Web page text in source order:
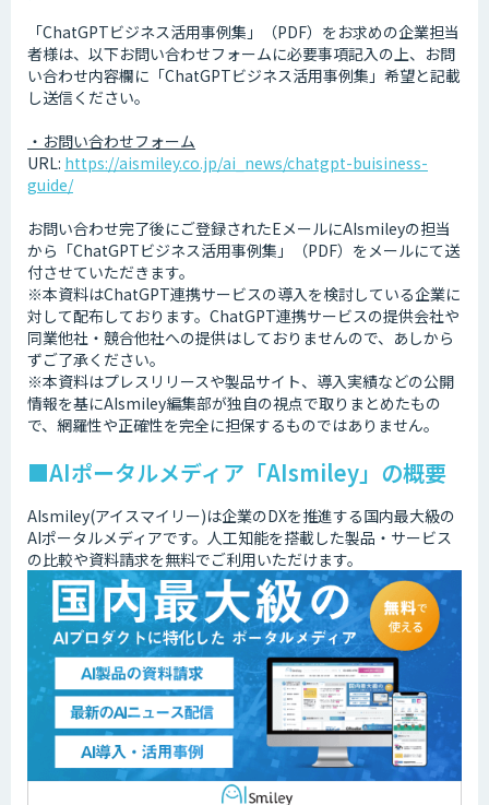
「ChatGPTビジネス活用事例集」（PDF）をお求めの企業担当
者様は、以下お問い合わせフォームに必要事項記入の上、お問
い合わせ内容欄に「ChatGPTビジネス活用事例集」希望と記載
し送信ください。
・お問い合わせフォーム
URL: https://aismiley.co.jp/ai_news/chatgpt-buisiness-
guide/
お問い合わせ完了後にご登録されたEメールにAIsmileyの担当
から「ChatGPTビジネス活用事例集」（PDF）をメールにて送
付させていただきます。
※本資料はChatGPT連携サービスの導入を検討している企業に
対して配布しております。ChatGPT連携サービスの提供会社や
同業他社・競合他社への提供はしておりませんので、あしから
ずご了承ください。
※本資料はプレスリリースや製品サイト、導入実績などの公開
情報を基にAIsmiley編集部が独自の視点で取りまとめたもの
で、網羅性や正確性を完全に担保するものではありません。
■AIポータルメディア「AIsmiley」の概要
AIsmiley(アイスマイリー)は企業のDXを推進する国内最大級の
AIポータルメディアです。人工知能を搭載した製品・サービス
の比較や資料請求を無料でご利用いただけます。